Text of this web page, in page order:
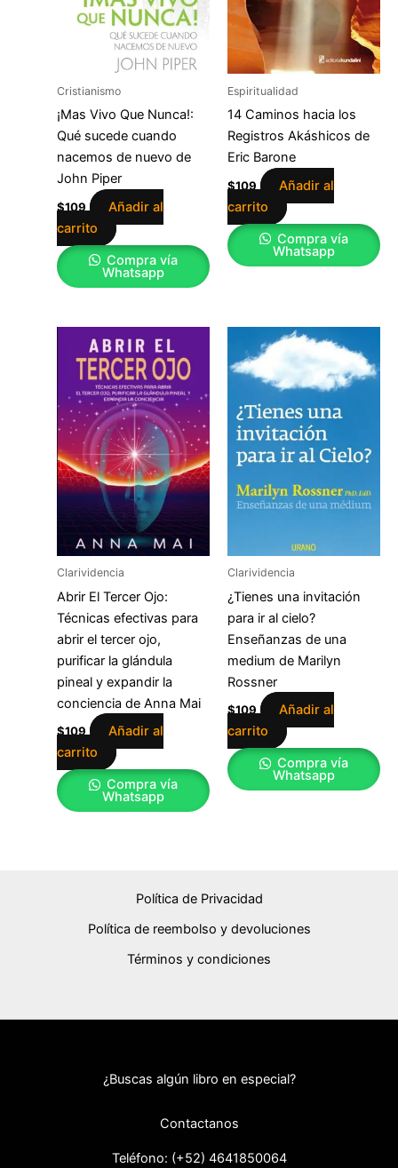
Cristianismo
¡Mas Vivo Que Nunca!:
Qué sucede cuando
nacemos de nuevo de
John Piper
$109
Añadir al
carrito
Compra vía
Whatsapp
Espiritualidad
14 Caminos hacia los
Registros Akáshicos de
Eric Barone
$109
Añadir al
carrito
Compra vía
Whatsapp
Clarividencia
Abrir El Tercer Ojo:
Técnicas efectivas para
abrir el tercer ojo,
purificar la glándula
pineal y expandir la
conciencia de Anna Mai
$109
Añadir al
carrito
Compra vía
Whatsapp
Clarividencia
¿Tienes una invitación
para ir al cielo?
Enseñanzas de una
medium de Marilyn
Rossner
$109
Añadir al
carrito
Compra vía
Whatsapp
Política de Privacidad
Política de reembolso y devoluciones
Términos y condiciones
¿Buscas algún libro en especial?
Contactanos
Teléfono: (+52) 4641850064